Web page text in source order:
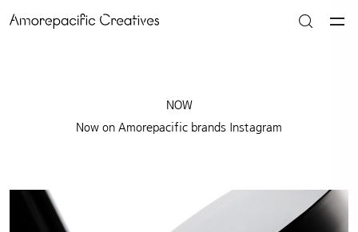
NOW
Now on Amorepacific brands Instagram